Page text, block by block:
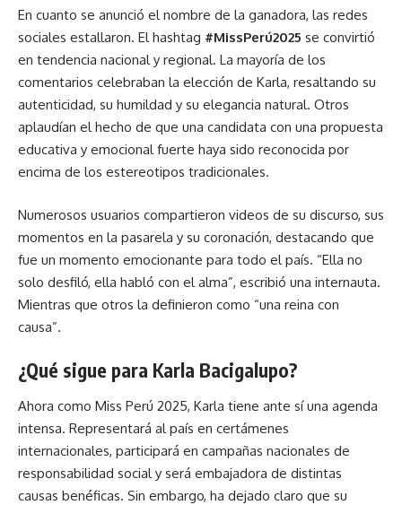
En cuanto se anunció el nombre de la ganadora, las redes
sociales estallaron. El hashtag #MissPerú2025 se convirtió
en tendencia nacional y regional. La mayoría de los
comentarios celebraban la elección de Karla, resaltando su
autenticidad, su humildad y su elegancia natural. Otros
aplaudían el hecho de que una candidata con una propuesta
educativa y emocional fuerte haya sido reconocida por
encima de los estereotipos tradicionales.
Numerosos usuarios compartieron videos de su discurso, sus
momentos en la pasarela y su coronación, destacando que
fue un momento emocionante para todo el país. “Ella no
solo desfiló, ella habló con el alma”, escribió una internauta.
Mientras que otros la definieron como “una reina con
causa”.
¿Qué sigue para Karla Bacigalupo?
Ahora como Miss Perú 2025, Karla tiene ante sí una agenda
intensa. Representará al país en certámenes
internacionales, participará en campañas nacionales de
responsabilidad social y será embajadora de distintas
causas benéficas. Sin embargo, ha dejado claro que su